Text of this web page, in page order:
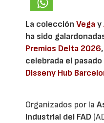
La colecciónVegay
ha sido
Premios Delta 2026
celebrada el
Disseny Hub
Organizados por la
Industrial del FAD